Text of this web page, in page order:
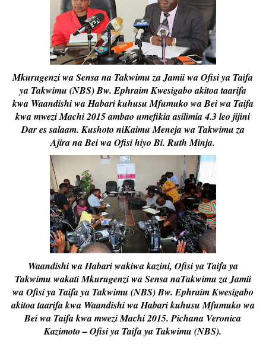
Mkurugenzi wa Sensa na Takwimu za Jamii wa Ofisi ya Taifa
ya Takwimu (NBS) Bw. Ephraim Kwesigabo akitoa taarifa
kwa Waandishi wa Habari kuhusu Mfumuko wa Bei wa Taifa
kwa mwezi Machi 2015 ambao umefikia asilimia 4.3 leo jijini
Dar es salaam. Kushoto niKaimu Meneja wa Takwimu za
Ajira na Bei wa Ofisi hiyo Bi. Ruth Minja.
Waandishi wa Habari wakiwa kazini, Ofisi ya Taifa ya
Takwimu wakati Mkurugenzi wa Sensa naTakwimu za Jamii
wa Ofisi ya Taifa ya Takwimu (NBS) Bw. Ephraim Kwesigabo
akitoa taarifa kwa Waandishi wa Habari kuhusu Mfumuko wa
Bei wa Taifa kwa mwezi Machi 2015. Pichana Veronica
Kazimoto – Ofisi ya Taifa ya Takwimu (NBS).